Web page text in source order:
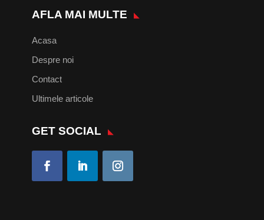
AFLA MAI MULTE
Acasa
Despre noi
Contact
Ultimele articole
GET SOCIAL